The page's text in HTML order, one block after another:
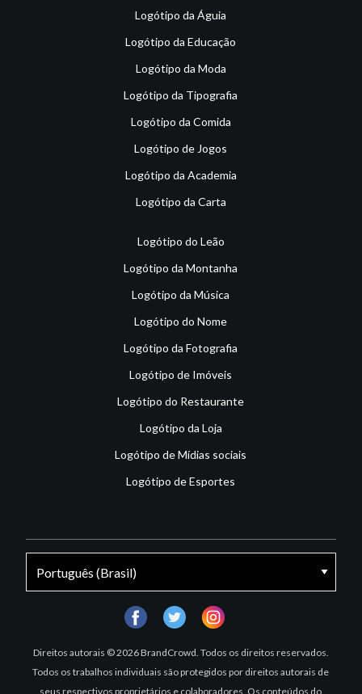
Logótipo da Águia
Logótipo da Educação
Logótipo da Moda
Logótipo da Tipografia
Logótipo da Comida
Logótipo de Jogos
Logótipo da Academia
Logótipo da Carta
Logótipo do Leão
Logótipo da Montanha
Logótipo da Música
Logótipo do Nome
Logótipo da Fotografia
Logótipo de Imóveis
Logótipo do Restaurante
Logótipo da Loja
Logótipo de Mídias sociais
Logótipo de Esportes
Direitos autorais © 2026 BrandCrowd. Todos os direitos reservados.
Todos os trabalhos individuais são protegidos por direitos autorais de
seus respectivos proprietários e colaboradores. Os conteúdos do
facebooktwitter instagram